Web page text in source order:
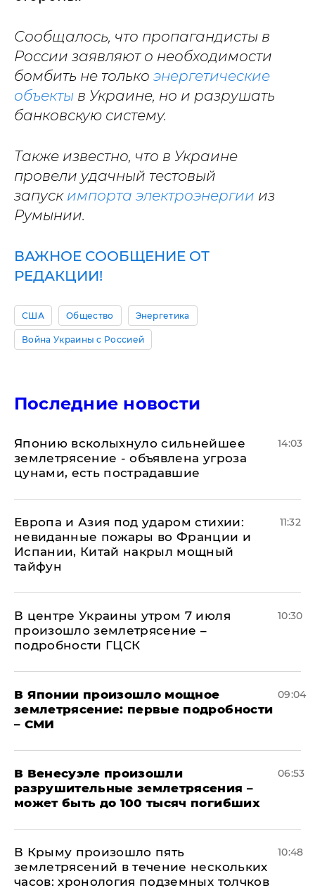
Сообщалось, что пропагандисты в
России заявляют о необходимости
бомбить не только энергетические
объекты в Украине, но и разрушать
банковскую систему.
Также известно, что в Украине
провели удачный тестовый
запуск импорта электроэнергии из
Румынии.
ВАЖНОЕ СООБЩЕНИЕ ОТ
РЕДАКЦИИ!
США Общество Энергетика
Война Украины с Россией
Последние новости
Японию всколыхнуло сильнейшее
землетрясение - объявлена угроза
цунами, есть пострадавшие
14:03
Европа и Азия под ударом стихии:
невиданные пожары во Франции и
Испании, Китай накрыл мощный
тайфун
11:32
В центре Украины утром 7 июля
произошло землетрясение –
подробности ГЦСК
10:30
В Японии произошло мощное
землетрясение: первые подробности
– СМИ
09:04
В Венесуэле произошли
разрушительные землетрясения –
может быть до 100 тысяч погибших
06:53
В Крыму произошло пять
землетрясений в течение нескольких
часов: хронология подземных толчков
10:48